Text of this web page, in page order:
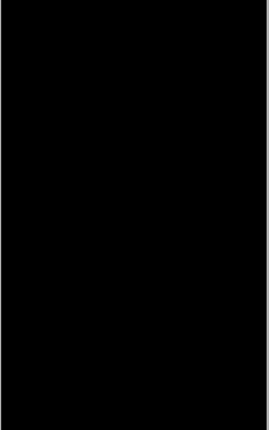
con ver reseñada?
de esta comunidad el epicentro
en la